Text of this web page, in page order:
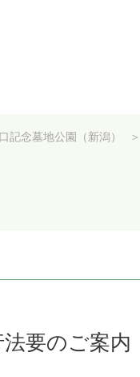
記念墓地公園（新潟）
要のご案内